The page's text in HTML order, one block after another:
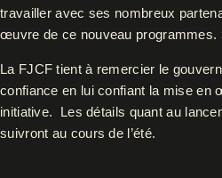
travailler avec ses nombreux
œuvre de ce nouveau programmes.
La FJCF tient à remercier le
confiance en lui confiant la mise en
initiative. Les détails quant au
suivront au cours de l’été.